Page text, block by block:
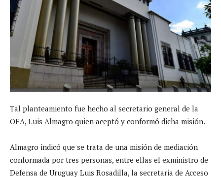
Tal planteamiento fue hecho al secretario general de la
OEA, Luis Almagro quien aceptó y conformó dicha misión.
Almagro indicó que se trata de una misión de mediación
conformada por tres personas, entre ellas el exministro de
Defensa de Uruguay Luis Rosadilla, la secretaria de Acceso